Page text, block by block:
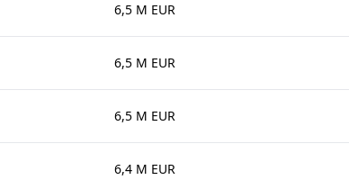
6,5 M EUR
6,5 M EUR
6,5 M EUR
6,4 M EUR